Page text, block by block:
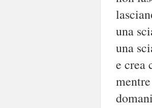
una
una
e crea